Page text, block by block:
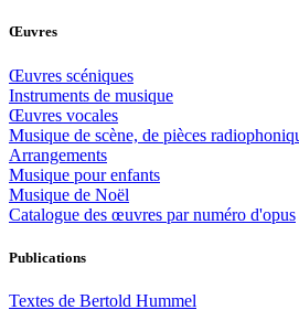
Œuvres
Œuvres scéniques
Instruments de musique
Œuvres vocales
Musique de scène, de pièces
Arrangements
Musique pour enfants
Musique de Noël
Catalogue des œuvres par numéro d'opus
Publications
Textes de Bertold Hummel